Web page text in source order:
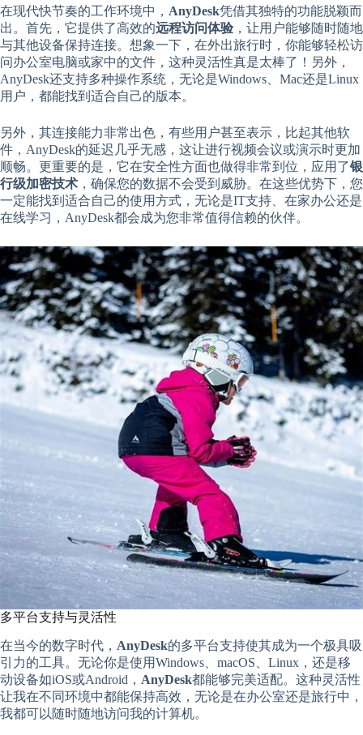
在现代快节奏的工作环境中， AnyDesk凭借其独特的功能脱颖而
出。首先，它提供了高效的远程访问体验 ，让用户能够随时随地
与其他设备保持连接。想象一下，在外出旅行时，你能够轻松访
问办公室电脑或家中的文件，这种灵活性真是太棒了！另外，
AnyDesk还支持多种操作系统，无论是Windows、Mac还是Linux
用户，都能找到适合自己的版本。
另外，其连接能力非常出色，有些用户甚至表示，比起其他软
件，AnyDesk的延迟几乎无感，这让进行视频会议或演示时更加
顺畅。更重要的是，它在安全性方面也做得非常到位，应用了银
行级加密技术 ，确保您的数据不会受到威胁。在这些优势下，您
一定能找到适合自己的使用方式，无论是IT支持、在家办公还是
在线学习，AnyDesk都会成为您非常值得信赖的伙伴。
多平台支持与灵活性
在当今的数字时代， AnyDesk的多平台支持使其成为一个极具吸
引力的工具。无论你是使用Windows、macOS、Linux，还是移
动设备如iOS或Android， AnyDesk都能够完美适配。这种灵活性
让我在不同环境中都能保持高效，无论是在办公室还是旅行中，
我都可以随时随地访问我的计算机。